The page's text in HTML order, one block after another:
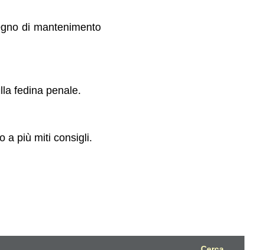
di mantenimento
fedina penale.
a più miti consigli.